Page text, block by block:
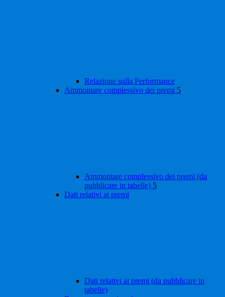
Relazione sulla Performance
Ammontare complessivo dei premi 5
Ammontare complessivo dei premi (da
pubblicare in tabelle) 5
Dati relativi ai premi
Dati relativi ai premi (da pubblicare in
tabelle)